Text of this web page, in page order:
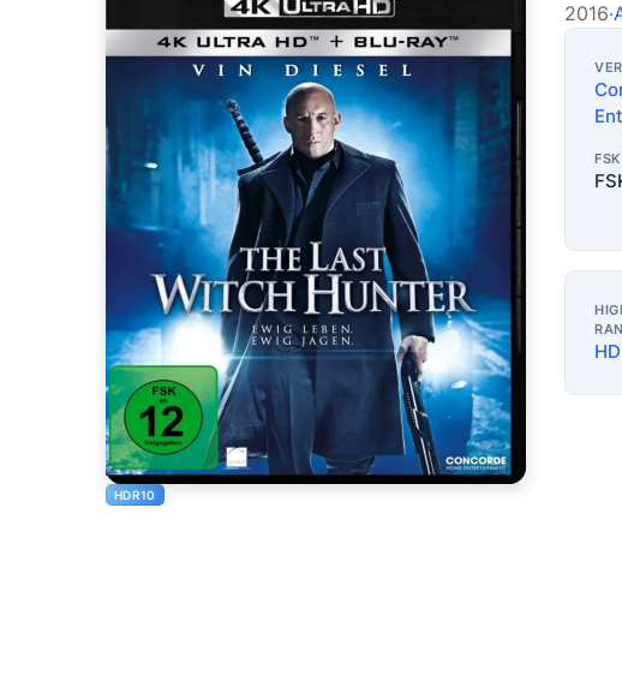
HDR10
2016·